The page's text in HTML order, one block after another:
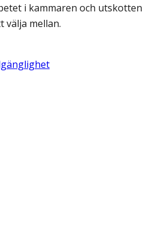
i kammaren och utskotten
välja mellan.